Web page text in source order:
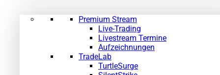
Premium Stream
Live-Trading
Livestream Termine
Aufzeichnungen
TradeLab
TurtleSurge